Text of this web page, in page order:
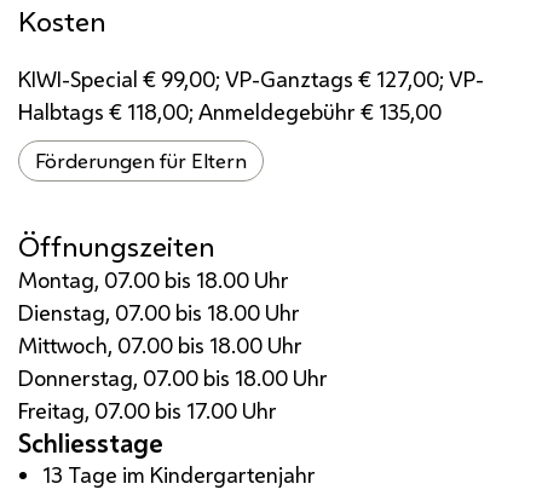
Kosten
KIWI-Special € 99,00; VP-Ganztags € 127,00; VP-
Halbtags € 118,00; Anmeldegebühr € 135,00
Förderungen für Eltern
Öffnungszeiten
Montag, 07.00 bis 18.00 Uhr
Dienstag, 07.00 bis 18.00 Uhr
Mittwoch, 07.00 bis 18.00 Uhr
Donnerstag, 07.00 bis 18.00 Uhr
Freitag, 07.00 bis 17.00 Uhr
Schliesstage
13 Tage im Kindergartenjahr